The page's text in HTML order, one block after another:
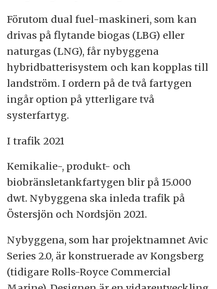
Förutom dual fuel-maskineri, som kan
drivas på flytande biogas (LBG) eller
naturgas (LNG), får nybyggena
hybridbatterisystem och kan kopplas till
landström. I ordern på de två fartygen
ingår option på ytterligare två
systerfartyg.
I trafik 2021
Kemikalie-, produkt- och
biobränsletankfartygen blir på 15.000
dwt. Nybyggena ska inleda trafik på
Östersjön och Nordsjön 2021.
Nybyggena, som har projektnamnet Avic
Series 2.0, är konstruerade av Kongsberg
(tidigare Rolls-Royce Commercial